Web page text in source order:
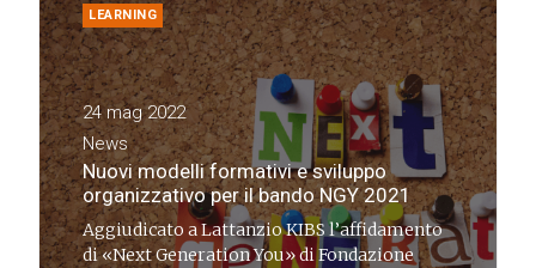
LEARNING
24 mag 2022
News
Nuovi modelli formativi e sviluppo
organizzativo per il bando NGY 2021
Aggiudicato a Lattanzio KIBS l’affidamento
di «Next Generation You» di Fondazione